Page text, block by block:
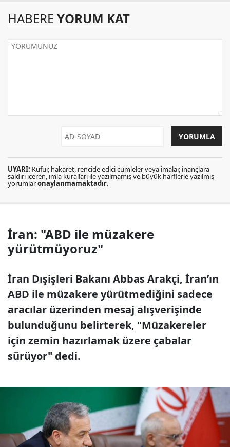
HABERE YORUM KAT
UYARI: Küfür, hakaret, rencide edici cümleler veya imalar, inançlara
saldırı içeren, imla kuralları ile yazılmamış ve büyük harflerle yazılmış
yorumlaronaylanmamaktadır.
İran: "ABD ile müzakere
yürütmüyoruz"
İran Dışişleri Bakanı Abbas Arakçi, İran’ın
ABD ile müzakere yürütmediğini sadece
aracılar üzerinden mesaj alışverişinde
bulunduğunu belirterek, "Müzakereler
için zemin hazırlamak üzere çabalar
sürüyor" dedi.